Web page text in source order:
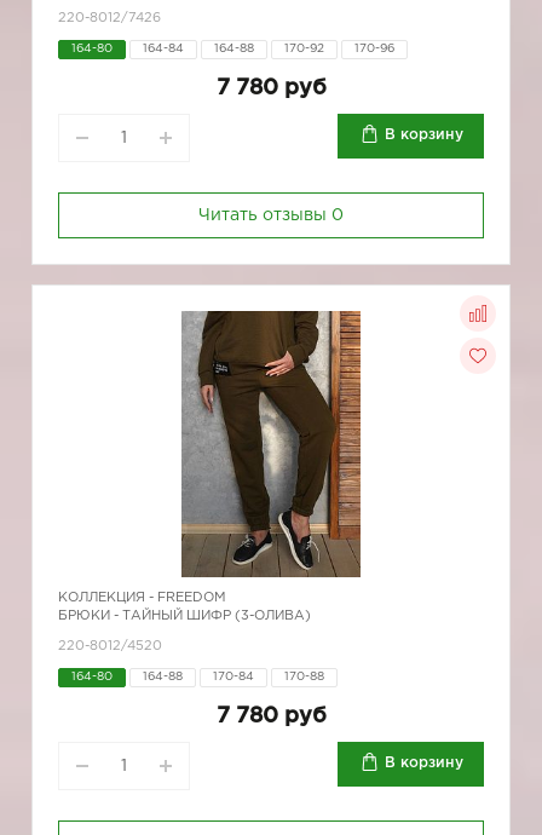
220-8012/7426
164-80 164-84 164-88 170-92 170-96
7 780 руб
В корзину
Читать отзывы 0
КОЛЛЕКЦИЯ - FREEDOM
БРЮКИ - ТАЙНЫЙ ШИФР (3-ОЛИВА)
220-8012/4520
164-80 164-88 170-84 170-88
7 780 руб
В корзину